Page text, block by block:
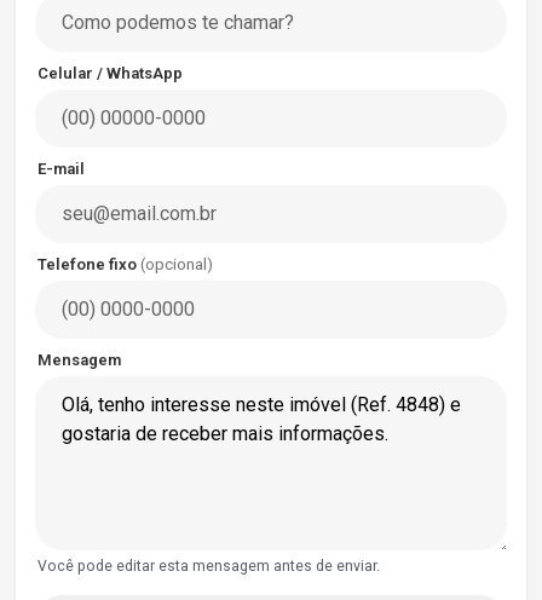
Celular / WhatsApp
E-mail
Telefone fixo (opcional)
Mensagem
Você pode editar esta mensagem antes de enviar.